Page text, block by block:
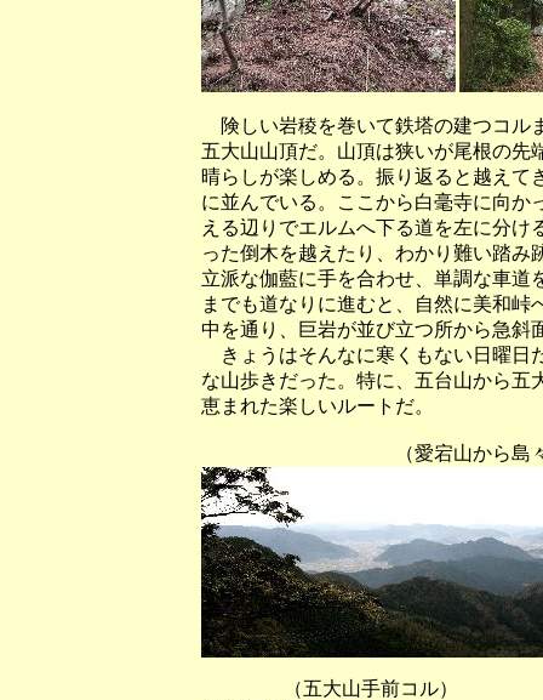
険しい岩稜を巻いて鉄塔の建つコル
五大山山頂だ。山頂は狭いが尾根の先
晴らしが楽しめる。振り返ると越えて
に並んでいる。ここから白毫寺に向か
える辺りでエルムへ下る道を左に分
った倒木を越えたり、わかり難い踏
立派な伽藍に手を合わせ、単調な車道
までも道なりに進むと、自然に美和
中を通り、巨岩が並び立つ所から急斜
きょうはそんなに寒くもない日曜日
な山歩きだった。特に、五台山から五
恵まれた楽しいルートだ。
（愛宕山から島々が海上に
（五大山手前コル） （